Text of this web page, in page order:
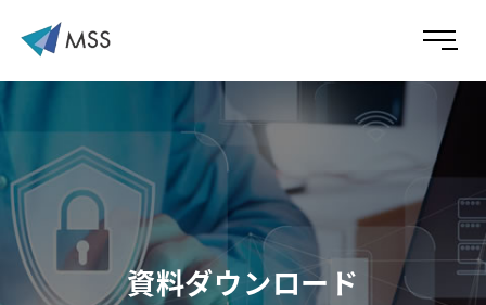
資料ダウンロード